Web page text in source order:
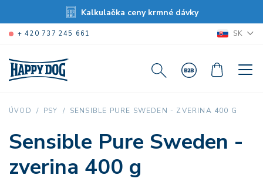
Kalkulačka ceny krmné dávky
+ 420 737 245 661 SK
ÚVOD PSY SENSIBLE PURE SWEDEN - ZVERINA 400 G
Sensible Pure Sweden -
zverina 400 g